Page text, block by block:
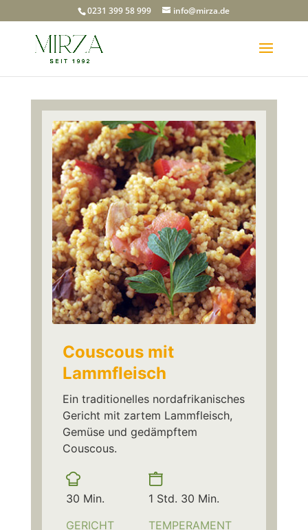
0231 399 58 999 info@mirza.de
Couscous mit
Lammfleisch
Ein traditionelles nordafrikanisches
Gericht mit zartem Lammfleisch,
Gemüse und gedämpftem
Couscous.
Vorbereitungszeit
30Minuten
Min.
Kochzeit
1Stunde
Std. 30Minuten
Min.
GERICHT
TEMPERAMENT